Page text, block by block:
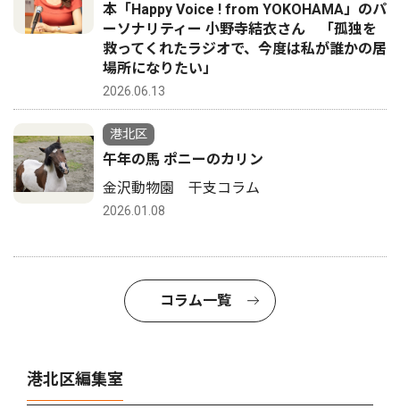
本「Happy Voice ! from YOKOHAMA」のパ
ーソナリティー 小野寺結衣さん 「孤独を
救ってくれたラジオで、今度は私が誰かの居
場所になりたい」
2026.06.13
港北区
午年の馬 ポニーのカリン
金沢動物園 干支コラム
2026.01.08
コラム一覧
港北区編集室